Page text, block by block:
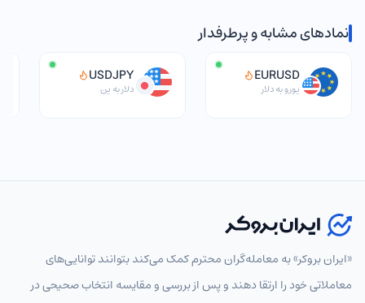
نمادهای مشابه و پرطرفدار
EURUSD
یورو به دلار
USDJPY
دلار به ین
انتخاب نماد
«ایران بروکر» به معامله‌گران محترم کمک می‌کند بتوانند توانایی‌های
معاملاتی خود را ارتقا دهند و پس از بررسی و مقایسه انتخاب‌ صحیحی در